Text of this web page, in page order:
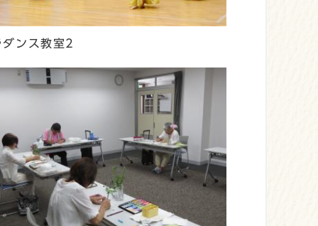
ダンス教室2